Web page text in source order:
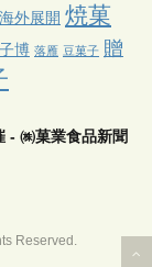
海外展開 焼菓
博 落雁 豆菓子 贈
- ㈱菓業食品新聞
Reserved.